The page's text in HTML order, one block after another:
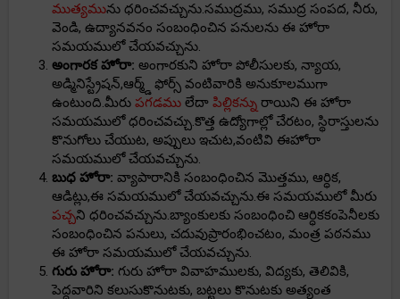
ముత్యమును ధరించవచ్చును.సముద్రము, సముద్ర సంపద, నీరు,
వెండి, ఉద్యానవనం సంబంధించిన పనులను ఈ హోరా
సమయములో చేయవచ్చును.
అంగారక హోరా: అంగారకుని హోరా పోలీసులకు, న్యాయ,
అడ్మినిస్ట్రేషన్,ఆర్మ్డ్ ఫోర్స్ వంటివారికి అనుకూలముగా
ఉంటుంది.మీరు పగడము లేదా పిల్లికన్ను రాయిని ఈ హోరా
సమయములో ధరించవచ్చు.కొత్త ఉద్యోగాల్లో చేరటం, స్థిరాస్తులను
కొనుగోలు చేయుట, అప్పులు ఇచుట,వంటివి ఈహోరా
సమయములో చేయవచ్చును.
బుధ హోరా: వ్యాపారానికి సంబంధించిన మొత్తము, ఆర్ధిక,
ఆడిట్లు,ఈ సమయములో చేయవచ్చును.ఈ సమయములో మీరు
పచ్చని ధరించవచ్చును.బ్యాంకులకు సంబంధించి ఆర్ధికకంపెనీలకు
సంబంధించిన పనులు, చదువుప్రారంభించటం, మంత్ర పఠనము
ఈ హోరా సమయములో చేయవచ్చును.
గురు హోరా: గురు హోరా వివాహములకు, విద్యకు, తెలివికి,
పెద్దవారిని కలుసుకొనుటకు, బట్టలు కొనుటకు అత్యంత